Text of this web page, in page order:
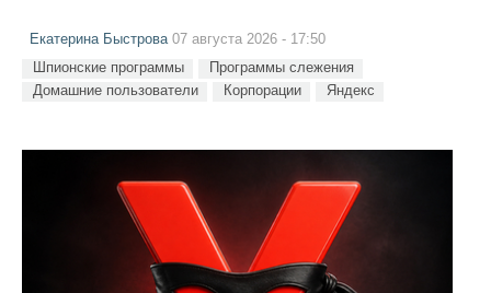
Екатерина Быстрова 07 августа 2026 - 17:50
Шпионские программы
Программы слежения
Домашние пользователи
Корпорации Яндекс